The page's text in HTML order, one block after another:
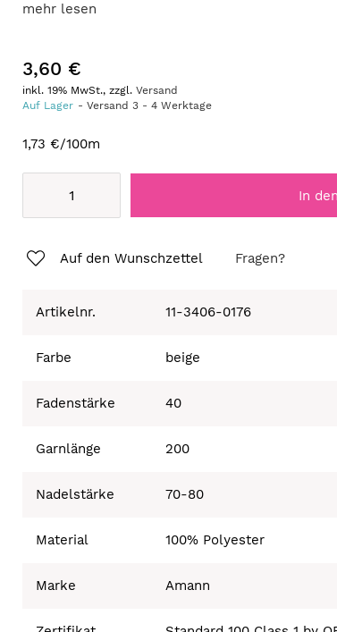
mehr lesen
3,60 €
inkl. 19% MwSt., zzgl.Versand
Auf Lager
Versand3 -4 Werktage
1,73 €/100m
In
Auf den Wunschzettel Fragen?
Artikelnr. 11-3406-0176
Farbe beige
Fadenstärke 40
Garnlänge 200
Nadelstärke 70-80
Material 100% Polyester
Marke Amann